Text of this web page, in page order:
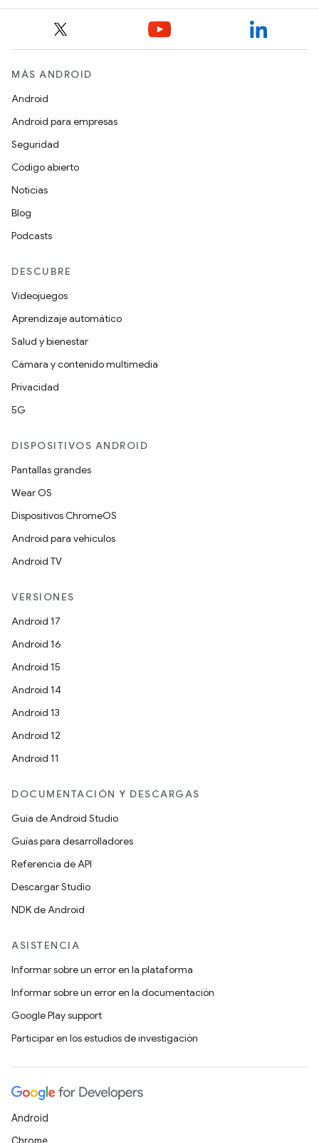
MÁS ANDROID
Android
Android para empresas
Seguridad
Código abierto
Noticias
Blog
Podcasts
DESCUBRE
Videojuegos
Aprendizaje automático
Salud y bienestar
Cámara y contenido multimedia
Privacidad
5G
DISPOSITIVOS ANDROID
Pantallas grandes
Wear OS
Dispositivos ChromeOS
Android para vehículos
Android TV
VERSIONES
Android 17
Android 16
Android 15
Android 14
Android 13
Android 12
Android 11
DOCUMENTACIÓN Y DESCARGAS
Guía de Android Studio
Guías para desarrolladores
Referencia de API
Descargar Studio
NDK de Android
ASISTENCIA
Informar sobre un error en la plataforma
Informar sobre un error en la documentación
Google Play support
Participar en los estudios de investigación
Android